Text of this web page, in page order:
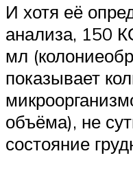
И хотя её
анализа, 150
мл
показывает
объёма), не
состояние